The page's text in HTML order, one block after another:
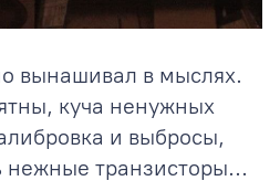
вынашивал в мыслях.
куча ненужных
и выбросы,
нежные транзисторы...